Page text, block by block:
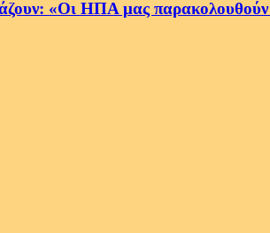
«Οι ΗΠΑ μας